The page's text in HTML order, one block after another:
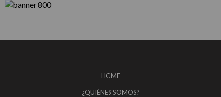
HOME
¿QUIÉNES SOMOS?